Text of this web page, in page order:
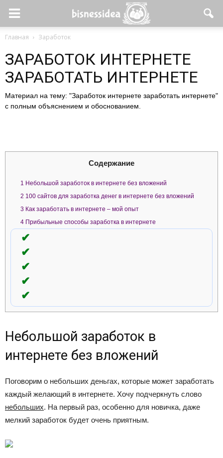
Главная Заработок
ЗАРАБОТОК ИНТЕРНЕТЕ
ЗАРАБОТАТЬ ИНТЕРНЕТЕ
Материал на тему: "Заработок интернете заработать интернете"
с полным объяснением и обоснованием.
Содержание
1 Небольшой заработок в интернете без вложений
2 100 сайтов для заработка денег в интернете без вложений
3 Как заработать в интернете – мой опыт
4 Прибыльные способы заработка в интернете
Небольшой заработок в
интернете без вложений
Поговорим о небольших деньгах, которые может заработать
каждый желающий в интернете. Хочу подчеркнуть слово
небольших. На первый раз, особенно для новичка, даже
мелкий заработок будет очень приятным.